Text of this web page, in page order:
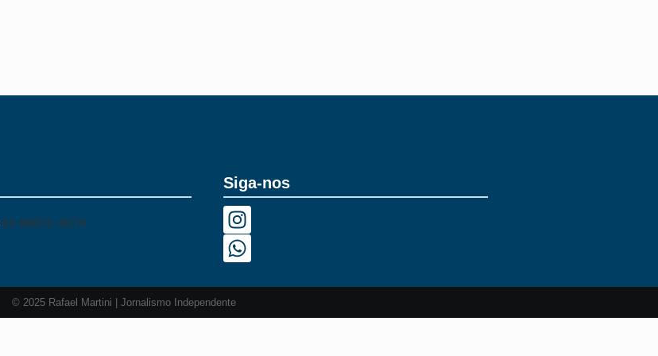
48 99613-8514
Siga-nos
© 2025 Rafael Martini | Jornalismo Independente